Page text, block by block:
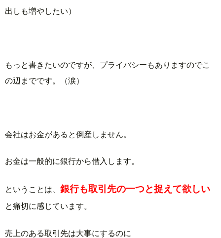
出しも増やしたい）
もっと書きたいのですが、プライバシーもありますのでこ
の辺までです。（涙）
会社はお金があると倒産しません。
お金は一般的に銀行から借入します。
ということは、 銀行も取引先の一つと捉えて欲しい
と痛切に感じています。
売上のある取引先は大事にするのに